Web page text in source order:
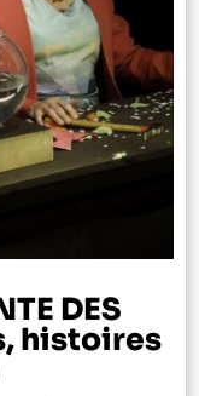
DES
histoires